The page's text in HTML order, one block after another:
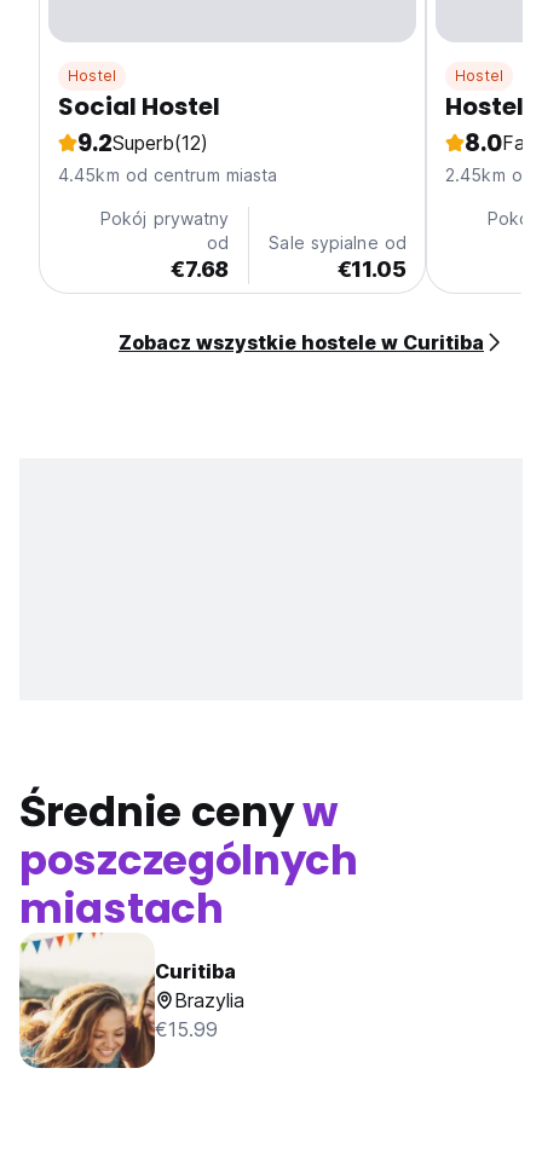
Hostel
Social Hostel
9.2Superb(12)
4.45km od centrum miasta
Pokój prywatny
od
€7.68
Sale sypialne od
€11.05
Hostel
Hostel
8.0
2.45km od
Pokój
Zobacz wszystkie hostele w Curitiba
Średnie cenyw
poszczególnych
miastach
Curitiba
Brazylia
€15.99